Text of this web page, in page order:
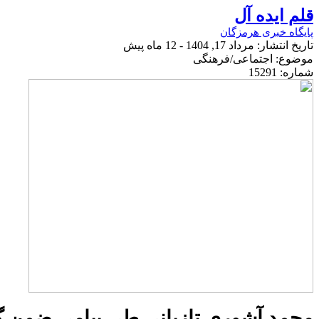
قلم ایده آل
پایگاه خبری هرمزگان
تاریخ انتشار: مرداد 17, 1404 - 12 ماه پیش
موضوع:‌ اجتماعی/فرهنگی
شماره: 15291